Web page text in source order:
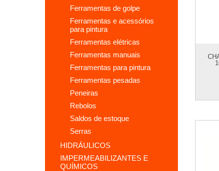
ferramentas de golpe
ferramentas e acessórios
para pintura
ferramentas elétricas
ferramentas manuais
ferramentas para pintura
ferramentas pesadas
peneiras
rebolos
saldos de estoque
serras
HIDRÁULICOS
IMPERMEABILIZANTES E
QUÍMICOS